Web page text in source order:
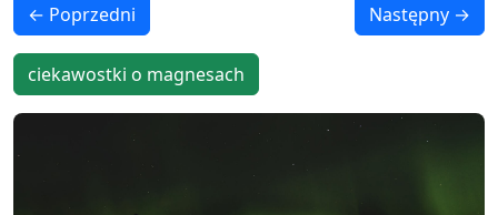
← Poprzedni Następny →
ciekawostki o magnesach